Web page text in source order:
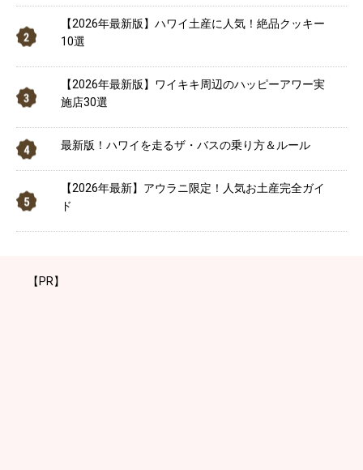
【2026年最新版】ハワイ土産に人気！絶品クッキー
10選
【2026年最新版】ワイキキ周辺のハッピーアワー実
施店30選
最新版！ハワイを走るザ・バスの乗り方＆ルール
【2026年最新】アウラニ限定！人気お土産完全ガイ
ド
【PR】